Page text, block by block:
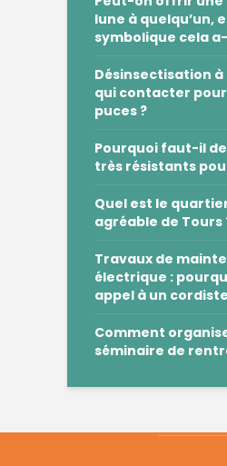
lune à quelqu’un,
symbolique cela
Désinsectisation à
qui contacter
puces ?
Pourquoi faut-il
très résistants
Quel est le
agréable de Tours
Travaux de
électrique :
appel à un
Comment
séminaire de